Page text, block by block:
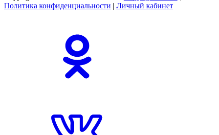
Политика конфиденциальности | Личный кабинет